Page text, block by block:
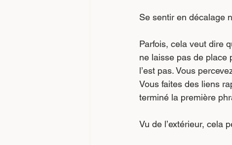
Se sentir en décalage
Parfois, cela veut dire
ne laisse pas de place
l’est pas. Vous
Vous faites des liens
terminé la première
Vu de l’extérieur, cela